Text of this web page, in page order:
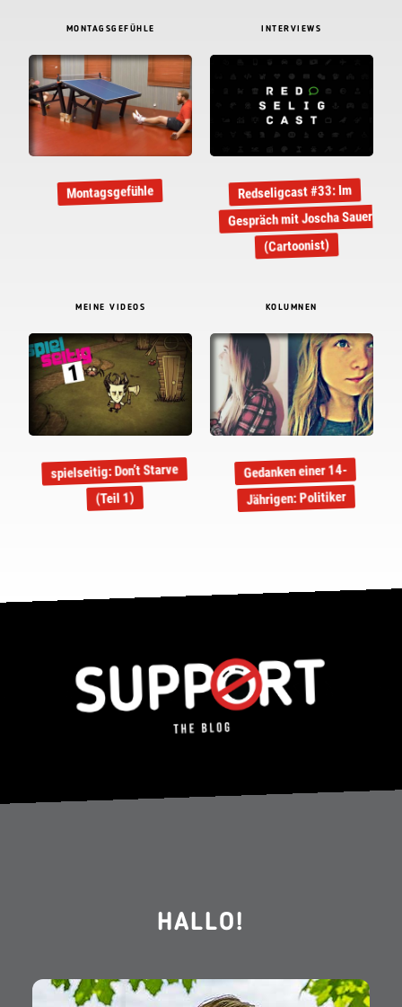
MONTAGSGEFÜHLE
Montagsgefühle
INTERVIEWS
Redseligcast #33: Im
Gespräch mit Joscha Sauer
(Cartoonist)
MEINE VIDEOS
spielseitig: Don’t Starve
(Teil 1)
KOLUMNEN
Gedanken einer 14-
Jährigen: Politiker
HALLO!